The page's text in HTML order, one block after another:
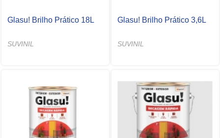
Glasu! Brilho Prático 18L
SUVINIL
Glasu! Brilho Prático 3,6L
SUVINIL